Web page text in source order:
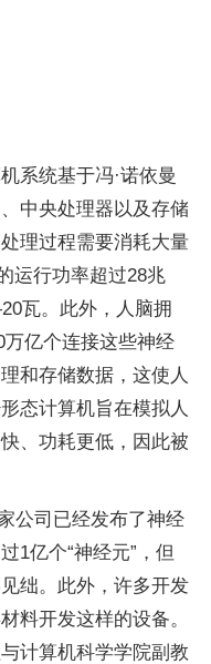
系统基于冯·诺依曼
中央处理器以及存储
理过程需要消耗大量
运行功率超过28兆
瓦。此外，人脑拥
亿个连接这些神经
和存储数据，这使人
态计算机旨在模拟人
、功耗更低，因此被
公司已经发布了神经
1亿个“神经元”，但
绌。此外，许多开发
料开发这样的设备。
计算机科学学院副教